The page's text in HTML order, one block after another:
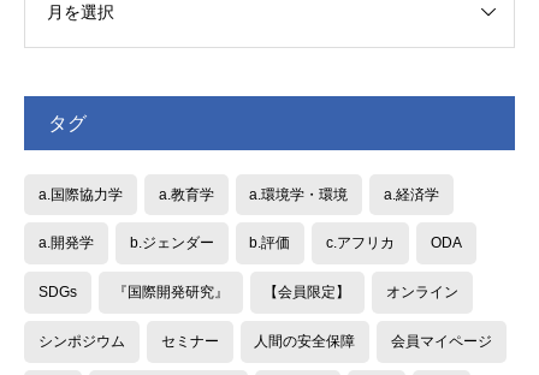
タグ
a.国際協力学 a.教育学 a.環境学・環境 a.経済学
a.開発学 b.ジェンダー b.評価 c.アフリカ ODA
SDGs 『国際開発研究』 【会員限定】 オンライン
シンポジウム セミナー 人間の安全保障 会員マイページ